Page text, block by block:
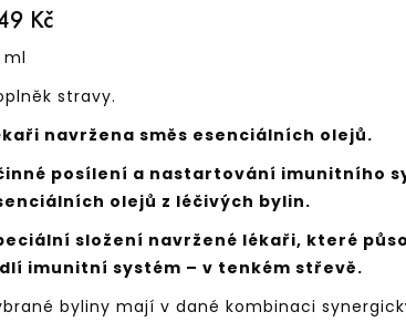
SETY
DĚTSKÁ SADA
SADA
SADA
Kč
ml
stravy.
navržena směs esenciálních olejů.
posílení a nastartování imunitního
olejů z léčivých bylin.
složení navržené lékaři, které
imunitní systém – v tenkém střevě.
byliny mají v dané kombinaci